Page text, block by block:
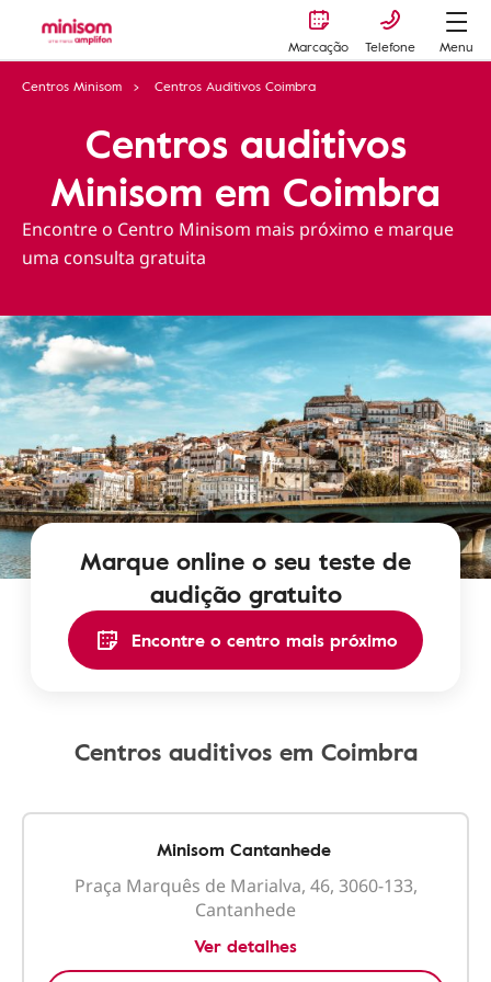
Marcação Telefone
Menu
Centros Minisom
Centros Auditivos Coimbra
Centros auditivos
Minisom em Coimbra
Encontre o Centro Minisom mais próximo e marque
uma consulta gratuita
Marque online o seu teste de
audição gratuito
Encontre o centro mais próximo
Centros auditivos em Coimbra
Minisom Cantanhede
Praça Marquês de Marialva, 46, 3060-133,
Cantanhede
Ver detalhes